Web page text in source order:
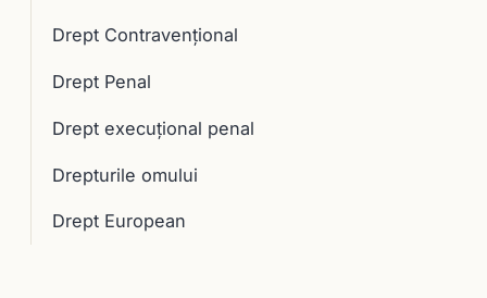
Drept Contravențional
Drept Penal
Drept execuţional penal
Drepturile omului
Drept European